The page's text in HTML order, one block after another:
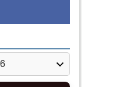
জুতা
‘জারজ
হামজা